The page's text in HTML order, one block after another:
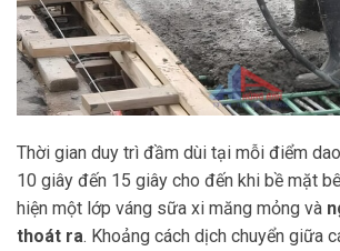
Thời gian duy trì đầm dùi tại mỗi điểm
10 giây đến 15 giây cho đến khi bề mặt
hiện một lớp váng sữa xi măng mỏng và
thoát ra. Khoảng cách dịch chuyển giữa